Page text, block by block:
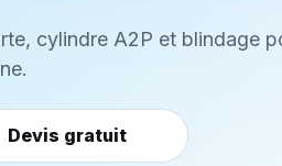
cylindre A2P et blindage
Devis gratuit